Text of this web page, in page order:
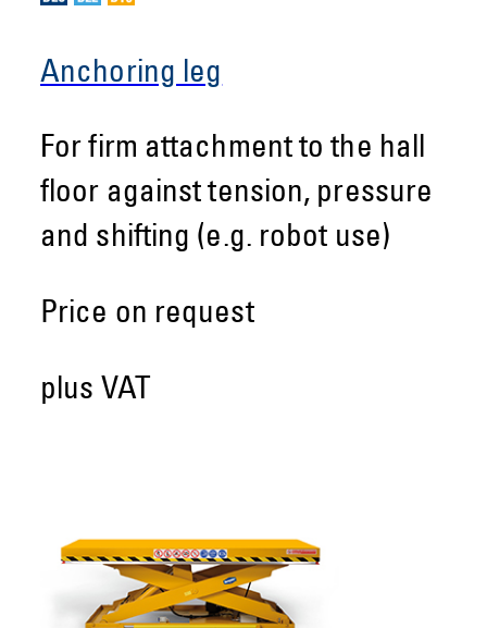
Anchoring leg
For firm attachment to the hall
floor against tension, pressure
and shifting (e.g. robot use)
Price on request
plus VAT